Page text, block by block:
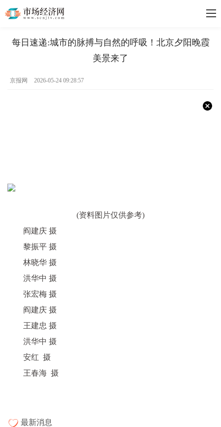
每日速递:城市的脉搏与自然的呼吸！北京夕阳晚霞
美景来了
京报网 2026-05-24 09:28:57
(资料图片仅供参考)
阎建庆 摄
黎振平 摄
林晓华 摄
洪华中 摄
张宏梅 摄
阎建庆 摄
王建忠 摄
洪华中 摄
安红 摄
王春海 摄
最新消息